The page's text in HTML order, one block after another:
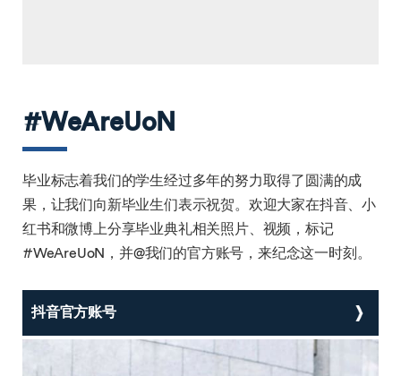
#WeAreUoN
毕业标志着我们的学生经过多年的努力取得了圆满的成
果，让我们向新毕业生们表示祝贺。欢迎大家在抖音、小
红书和微博上分享毕业典礼相关照片、视频，标记
#WeAreUoN，并@我们的官方账号，来纪念这一时刻。
抖音官方账号